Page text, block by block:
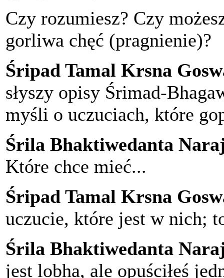
Czy rozumiesz? Czy
gorliwa chęć (pragnienie)?
Śripad Tamal Krsna
słyszy opisy Śrimad-
myśli o uczuciach, które
Śrila Bhaktiwedanta
Które chce mieć...
Śripad Tamal Krsna
uczucie, które jest w nich;
Śrila Bhaktiwedanta
jest lobha, ale opuściłeś